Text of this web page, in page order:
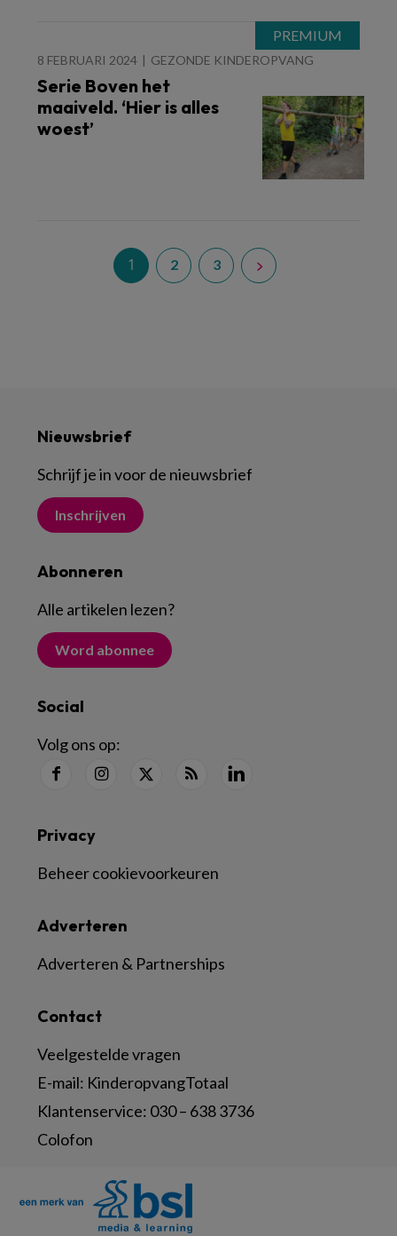
8 FEBRUARI 2024 GEZONDE KINDEROPVANG
Serie Boven het
maaiveld. ‘Hier is alles
woest’
1 2 3
Nieuwsbrief
Schrijf je in voor de nieuwsbrief
Inschrijven
Abonneren
Alle artikelen lezen?
Word abonnee
Social
Volg ons op:
Contact
Veelgestelde vragen
E-mail: KinderopvangTotaal
Klantenservice: 030 – 638 3736
Colofon
Adverteren
Adverteren & Partnerships
Privacy
Beheer cookievoorkeuren